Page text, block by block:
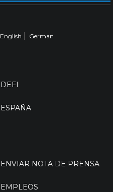
English German
DEFI
ESPAÑA
ENVIAR NOTA DE PRENSA
EMPLEOS